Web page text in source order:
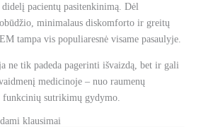
pacientų pasitenkinimą. Dėl
minimalaus diskomforto ir greitų
tampa vis populiaresnė visame pasaulyje.
ne tik padeda pagerinti išvaizdą, bet ir gali
medicinoje – nuo raumenų
sutrikimų gydymo.
klausimai​